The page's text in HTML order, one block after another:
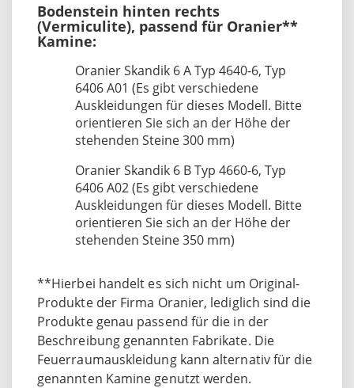
Bodenstein hinten rechts
(Vermiculite), passend für Oranier**
Kamine:
Oranier Skandik 6 A Typ 4640-6, Typ
6406 A01 (Es gibt verschiedene
Auskleidungen für dieses Modell. Bitte
orientieren Sie sich an der Höhe der
stehenden Steine 300 mm)
Oranier Skandik 6 B Typ 4660-6, Typ
6406 A02 (Es gibt verschiedene
Auskleidungen für dieses Modell. Bitte
orientieren Sie sich an der Höhe der
stehenden Steine 350 mm)
**Hierbei handelt es sich nicht um Original-
Produkte der Firma Oranier, lediglich sind die
Produkte genau passend für die in der
Beschreibung genannten Fabrikate. Die
Feuerraumauskleidung kann alternativ für die
genannten Kamine genutzt werden.